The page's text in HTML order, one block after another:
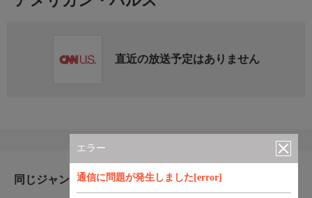
エラー
通信に問題が発生しました[error]
直近の放送予定はありません
同じジャンルのおすすめ番組